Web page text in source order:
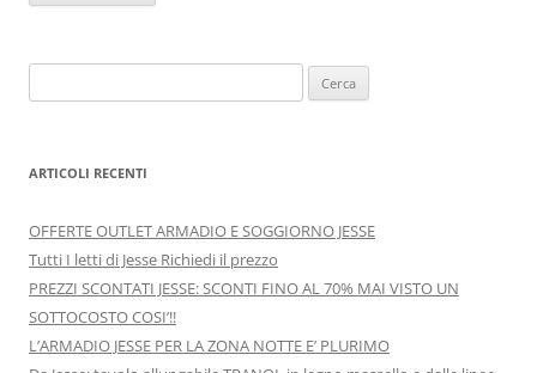
per:
ARTICOLI RECENTI
OFFERTE OUTLET ARMADIO E SOGGIORNO JESSE
Tutti I letti di Jesse Richiedi il prezzo
PREZZI SCONTATI JESSE: SCONTI FINO AL 70% MAI VISTO UN
SOTTOCOSTO COSI’!!
L’ARMADIO JESSE PER LA ZONA NOTTE E’ PLURIMO